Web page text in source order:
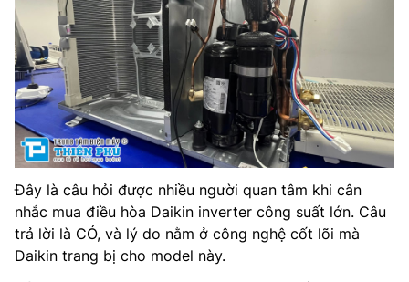
Đây là câu hỏi được nhiều người quan tâm khi cân
nhắc mua điều hòa Daikin inverter công suất lớn. Câu
trả lời là CÓ, và lý do nằm ở công nghệ cốt lõi mà
Daikin trang bị cho model này.